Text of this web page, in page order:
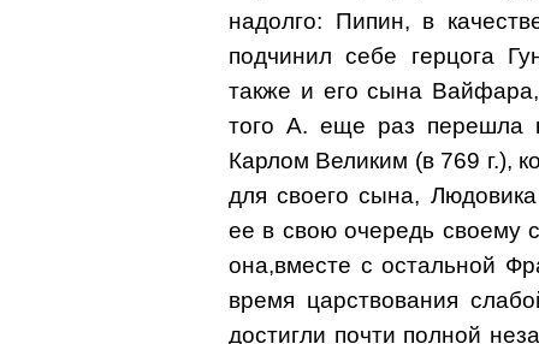
надолго: Пипин, в
подчинил себе герцога
также и его сына
того А. еще раз перешла
Карлом Великим (в 769 г.),
для своего сына,
ее в свою очередь своему
она,вместе с остальной
время царствования
достигли почти полной